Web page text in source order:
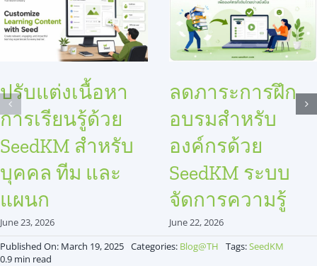
ปรับแต่งเนื้อหา
การเรียนรู้ด้วย
SeedKM สำหรับ
บุคคล ทีม และ
แผนก
June 23, 2026
ลดภาระการฝึก
อบรมสำหรับ
องค์กรด้วย
SeedKM ระบบ
จัดการความรู้
June 22, 2026
Published On: March 19, 2025 Categories: Blog@TH Tags:SeedKM
0.9 min read